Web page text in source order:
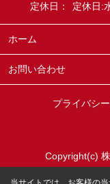
定休日：
定休日:
ホーム
お問い合わせ
プライバシ
Copyright(c)